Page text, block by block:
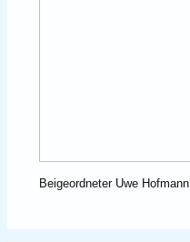
Beigeordneter Uwe Hofmann